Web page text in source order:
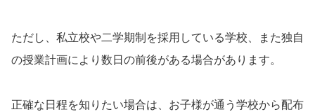
ただし、私立校や二学期制を採用している学校、また独自
の授業計画により数日の前後がある場合があります。
正確な日程を知りたい場合は、お子様が通う学校から配布